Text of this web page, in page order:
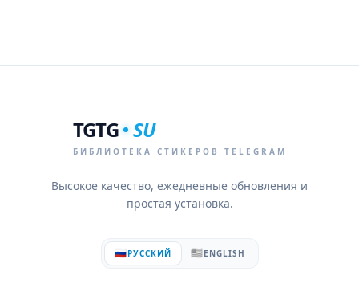
TGTG SU
БИБЛИОТЕКА СТИКЕРОВ TELEGRAM
Высокое качество, ежедневные обновления и
простая установка.
🇷🇺РУССКИЙ 🇺🇸ENGLISH